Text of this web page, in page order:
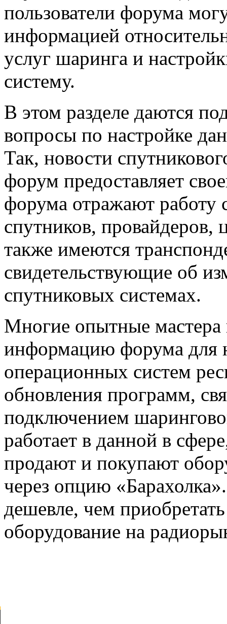
пользователи форума
информацией
услуг шаринга и
систему.
В этом разделе даются
вопросы по настройке
Так, новости
форум предоставляет
форума отражают работу
спутников, провайдеров,
также имеются
свидетельствующие об
спутниковых системах.
Многие опытные мастера
информацию форума для
операционных систем
обновления программ,
подключением
работает в данной в
продают и покупают
через опцию
дешевле, чем
оборудование на